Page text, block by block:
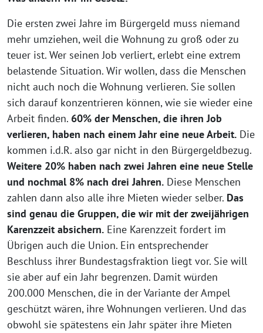
Die ersten zwei Jahre im Bürgergeld muss niemand
mehr umziehen, weil die Wohnung zu groß oder zu
teuer ist. Wer seinen Job verliert, erlebt eine extrem
belastende Situation. Wir wollen, dass die Menschen
nicht auch noch die Wohnung verlieren. Sie sollen
sich darauf konzentrieren können, wie sie wieder eine
Arbeit finden. 60% der Menschen, die ihren Job
verlieren, haben nach einem Jahr eine neue Arbeit. Die
kommen i.d.R. also gar nicht in den Bürgergeldbezug.
Weitere 20% haben nach zwei Jahren eine neue Stelle
und nochmal 8% nach drei Jahren. Diese Menschen
zahlen dann also alle ihre Mieten wieder selber. Das
sind genau die Gruppen, die wir mit der zweijährigen
Karenzzeit absichern. Eine Karenzzeit fordert im
Übrigen auch die Union. Ein entsprechender
Beschluss ihrer Bundestagsfraktion liegt vor. Sie will
sie aber auf ein Jahr begrenzen. Damit würden
200.000 Menschen, die in der Variante der Ampel
geschützt wären, ihre Wohnungen verlieren. Und das
obwohl sie spätestens ein Jahr später ihre Mieten